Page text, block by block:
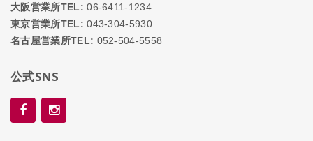
大阪営業所TEL: 06-6411-1234
東京営業所TEL: 043-304-5930
名古屋営業所TEL: 052-504-5558
公式SNS